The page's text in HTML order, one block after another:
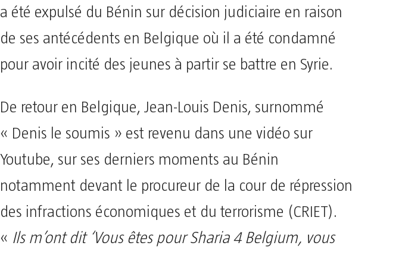
a été expulsé du Bénin sur décision judiciaire en raison
de ses antécédents en Belgique où il a été condamné
pour avoir incité des jeunes à partir se battre en Syrie.
De retour en Belgique, Jean-Louis Denis, surnommé
« Denis le soumis » est revenu dans une vidéo sur
Youtube, sur ses derniers moments au Bénin
notamment devant le procureur de la cour de répression
des infractions économiques et du terrorisme (CRIET).
« Ils m’ont dit ‘Vous êtes pour Sharia 4 Belgium, vous